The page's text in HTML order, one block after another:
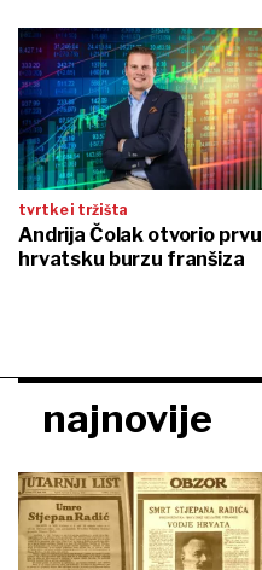
tvrtke i tržišta
Andrija Čolak otvorio prvu
hrvatsku burzu franšiza
najnovije